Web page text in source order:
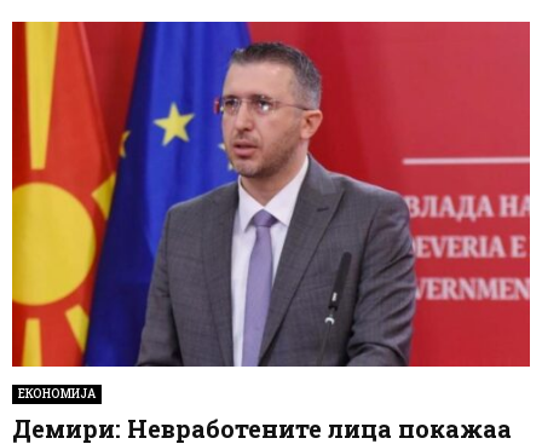
ЕКОНОМИЈА
Демири: Невработените лица покажаа